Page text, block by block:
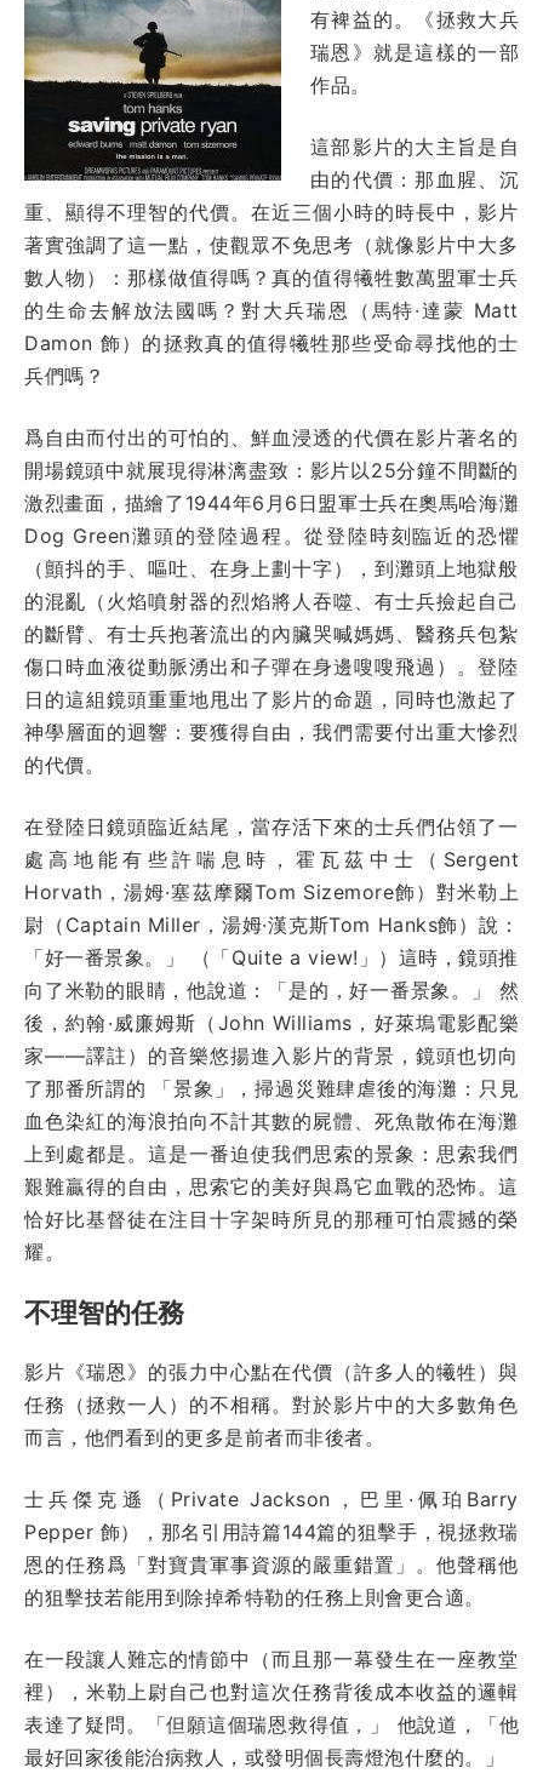
有裨益的。《拯救大兵
瑞恩》就是這樣的一部
作品。
這部影片的大主旨是自
由的代價：那血腥、沉
重、顯得不理智的代價。在近三個小時的時長中，影片
著實強調了這一點，使觀眾不免思考（就像影片中大多
數人物）：那樣做值得嗎？真的值得犧牲數萬盟軍士兵
的生命去解放法國嗎？對大兵瑞恩（馬特·達蒙 Matt
Damon 飾）的拯救真的值得犧牲那些受命尋找他的士
兵們嗎？
爲自由而付出的可怕的、鮮血浸透的代價在影片著名的
開場鏡頭中就展現得淋漓盡致：影片以25分鐘不間斷的
激烈畫面，描繪了1944年6月6日盟軍士兵在奧馬哈海灘
Dog Green灘頭的登陸過程。從登陸時刻臨近的恐懼
（顫抖的手、嘔吐、在身上劃十字），到灘頭上地獄般
的混亂（火焰噴射器的烈焰將人吞噬、有士兵撿起自己
的斷臂、有士兵抱著流出的內臟哭喊媽媽、醫務兵包紮
傷口時血液從動脈湧出和子彈在身邊嗖嗖飛過）。登陸
日的這組鏡頭重重地甩出了影片的命題，同時也激起了
神學層面的迴響：要獲得自由，我們需要付出重大慘烈
的代價。
在登陸日鏡頭臨近結尾，當存活下來的士兵們佔領了一
處高地能有些許喘息時，霍瓦茲中士（Sergent
Horvath，湯姆·塞茲摩爾Tom Sizemore飾）對米勒上
尉（Captain Miller，湯姆·漢克斯Tom Hanks飾）說：
「好一番景象。」 （「Quite a view!」）這時，鏡頭推
向了米勒的眼睛，他說道：「是的，好一番景象。」 然
後，約翰·威廉姆斯（John Williams，好萊塢電影配樂
家——譯註）的音樂悠揚進入影片的背景，鏡頭也切向
了那番所謂的 「景象」，掃過災難肆虐後的海灘：只見
血色染紅的海浪拍向不計其數的屍體、死魚散佈在海灘
上到處都是。這是一番迫使我們思索的景象：思索我們
艱難贏得的自由，思索它的美好與爲它血戰的恐怖。這
恰好比基督徒在注目十字架時所見的那種可怕震撼的榮
耀。
不理智的任務
影片《瑞恩》的張力中心點在代價（許多人的犧牲）與
任務（拯救一人）的不相稱。對於影片中的大多數角色
而言，他們看到的更多是前者而非後者。
士兵傑克遜（Private Jackson，巴里·佩珀Barry
Pepper 飾），那名引用詩篇144篇的狙擊手，視拯救瑞
恩的任務爲「對寶貴軍事資源的嚴重錯置」。他聲稱他
的狙擊技若能用到除掉希特勒的任務上則會更合適。
在一段讓人難忘的情節中（而且那一幕發生在一座教堂
裡），米勒上尉自己也對這次任務背後成本收益的邏輯
表達了疑問。「但願這個瑞恩救得值，」 他說道，「他
最好回家後能治病救人，或發明個長壽燈泡什麼的。」